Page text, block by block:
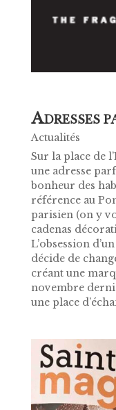
ADRESSES
Actualités
Sur la place de
une adresse
bonheur des
référence au
parisien (on y
cadenas
L’obsession
décide de
créant une
novembre
une place